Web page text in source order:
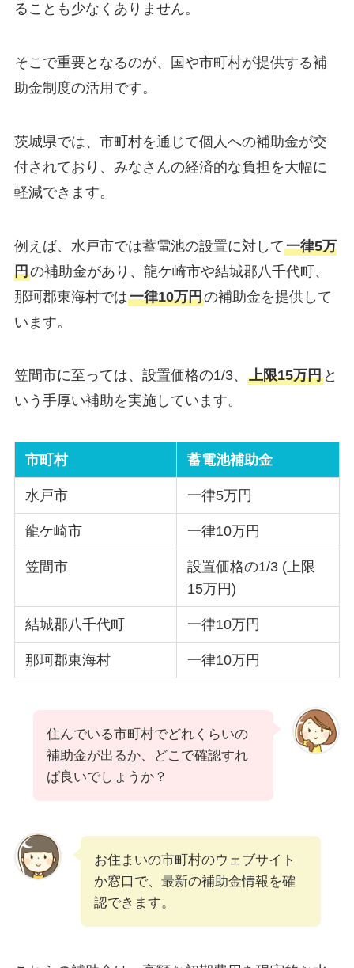
ることも少なくありません。
そこで重要となるのが、国や市町村が提供する補
助金制度の活用です。
茨城県では、市町村を通じて個人への補助金が交
付されており、みなさんの経済的な負担を大幅に
軽減できます。
例えば、水戸市では蓄電池の設置に対して一律5万
円の補助金があり、龍ケ崎市や結城郡八千代町、
那珂郡東海村では一律10万円の補助金を提供して
います。
笠間市に至っては、設置価格の1/3、 上限15万円と
いう手厚い補助を実施しています。
市町村 蓄電池補助金
水戸市 一律5万円
龍ケ崎市 一律10万円
笠間市
設置価格の1/3 (上限
15万円)
結城郡八千代町 一律10万円
那珂郡東海村 一律10万円
住んでいる市町村でどれくらいの
補助金が出るか、どこで確認すれ
ば良いでしょうか？
お住まいの市町村のウェブサイト
か窓口で、最新の補助金情報を確
認できます。